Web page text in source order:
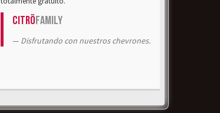
CitröFamily
Disfrutando con nuestros chevrones.